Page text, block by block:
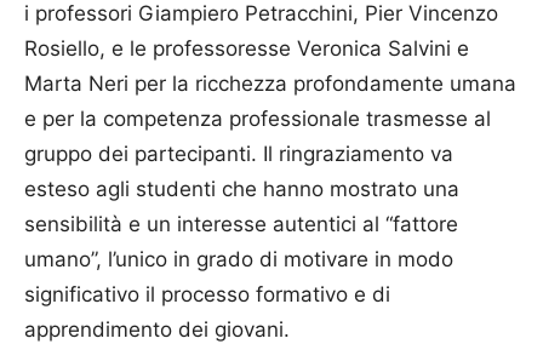
i professori Giampiero Petracchini, Pier Vincenzo
Rosiello, e le professoresse Veronica Salvini e
Marta Neri per la ricchezza profondamente umana
e per la competenza professionale trasmesse al
gruppo dei partecipanti. Il ringraziamento va
esteso agli studenti che hanno mostrato una
sensibilità e un interesse autentici al “fattore
umano”, l’unico in grado di motivare in modo
significativo il processo formativo e di
apprendimento dei giovani.